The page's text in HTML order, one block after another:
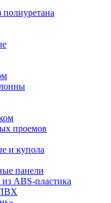
проемов
и купола
панели
ABS-пластика